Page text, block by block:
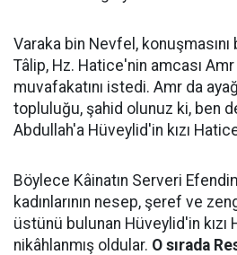
Varaka bin Nevfel,
Tâlip, Hz. Hatice'nin amcası
muvafakatını istedi. Amr da
topluluğu, şahid olunuz ki, ben
Abdullah'a Hüveylid'in kızı
Böylece Kâinatın Serveri
kadınlarının nesep, şeref ve
üstünü bulunan Hüveylid'in kızı
nikâhlanmış oldular. O sırada